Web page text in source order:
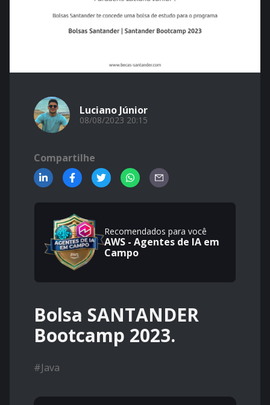
Luciano Júnior
08/08/2023 20:15
Compartilhe
Recomendados para você
AWS - Agentes de IA em
Campo
Bolsa SANTANDER
Bootcamp 2023.
#Java